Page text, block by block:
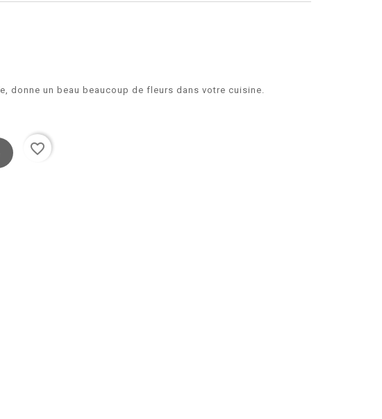
donne un beau beaucoup de fleurs dans votre cuisine.
favorite_border